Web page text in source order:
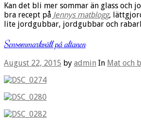
Kan det bli mer sommar än glass och
bra recept på Jennys matblogg,
lite jordgubbar, jordgubbar och
Sensommarkväll på altanen
August 22, 2015 by admin In Mat och